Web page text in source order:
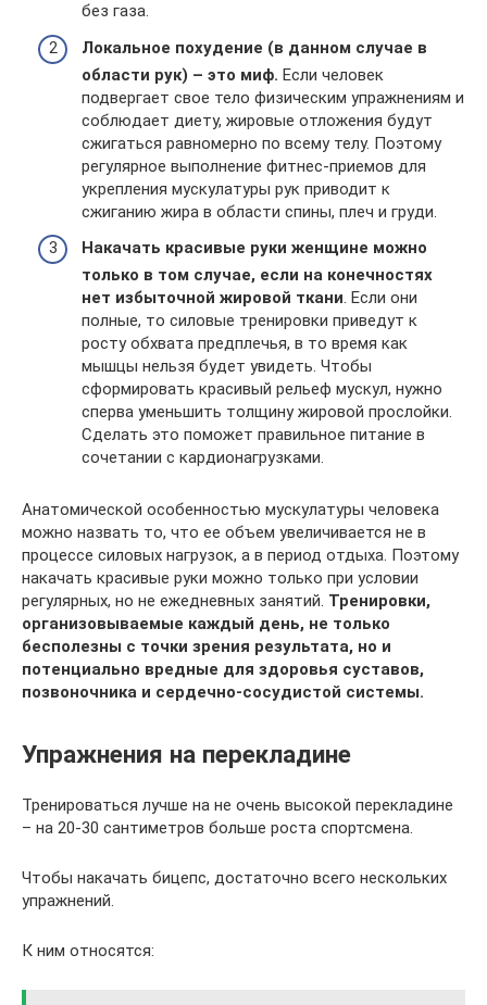
без газа.
Локальное похудение (в данном случае в
области рук) – это миф. Если человек
подвергает свое тело физическим упражнениям и
соблюдает диету, жировые отложения будут
сжигаться равномерно по всему телу. Поэтому
регулярное выполнение фитнес-приемов для
укрепления мускулатуры рук приводит к
сжиганию жира в области спины, плеч и груди.
Накачать красивые руки женщине можно
только в том случае, если на конечностях
нет избыточной жировой ткани. Если они
полные, то силовые тренировки приведут к
росту обхвата предплечья, в то время как
мышцы нельзя будет увидеть. Чтобы
сформировать красивый рельеф мускул, нужно
сперва уменьшить толщину жировой прослойки.
Сделать это поможет правильное питание в
сочетании с кардионагрузками.
Анатомической особенностью мускулатуры человека
можно назвать то, что ее объем увеличивается не в
процессе силовых нагрузок, а в период отдыха. Поэтому
накачать красивые руки можно только при условии
регулярных, но не ежедневных занятий. Тренировки,
организовываемые каждый день, не только
бесполезны с точки зрения результата, но и
потенциально вредные для здоровья суставов,
позвоночника и сердечно-сосудистой системы.
Упражнения на перекладине
Тренироваться лучше на не очень высокой перекладине
– на 20-30 сантиметров больше роста спортсмена.
Чтобы накачать бицепс, достаточно всего нескольких
упражнений.
К ним относятся: